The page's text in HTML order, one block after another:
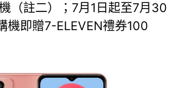
（註二）；7月1日起至7月30
機即贈7-ELEVEN禮券100